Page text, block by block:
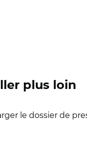
plus loin
le dossier de